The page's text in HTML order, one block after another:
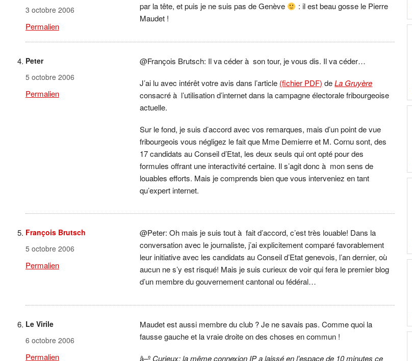
3 octobre 2006
Permalien
par la tête, et puis je ne suis pas de Genève
: il est beau gosse le Pierre
Maudet !
Peter
5 octobre 2006
Permalien
@François Brutsch: Il va céder à son tour, je vous dis. Il va céder…
J’ai lu avec intérêt votre avis dans l’article (fichier PDF) deLa Gruyère
consacré à l’utilisation d’internet dans la campagne électorale fribourgeoise
actuelle.
Sur le fond, je suis d’accord avec vos remarques, mais d’un point de vue
fribourgeois vous négligez le fait que Mme Demierre et M. Cornu sont, des
17 candidats au Conseil d’Etat, les deux seuls qui ont opté pour des
formules offrant une interactivité certaine. Il s’agit donc à mon sens de
louables efforts. Mais je comprends bien que vous interveniez en tant
qu’expert internet.
François Brutsch
5 octobre 2006
Permalien
@Peter: Oh mais je suis tout à fait d’accord, c’est très louable! Dans la
conversation avec le journaliste, j’ai explicitement comparé favorablement
leur initiative avec les candidats au Conseil d’Etat genevois, l’an dernier, où
aucun ne s’y est risqué! Mais je suis curieux de voir qui fera le premier blog
d’un membre du gouvernement cantonal ou fédéral…
Le Virile
6 octobre 2006
Permalien
Maudet est aussi membre du club ? Je ne savais pas. Comme quoi la
fausse gauche et la vraie droite on des choses en commun !
â–º Curieux: la même connexion IP a laissé en l’espace de 10 minutes ce